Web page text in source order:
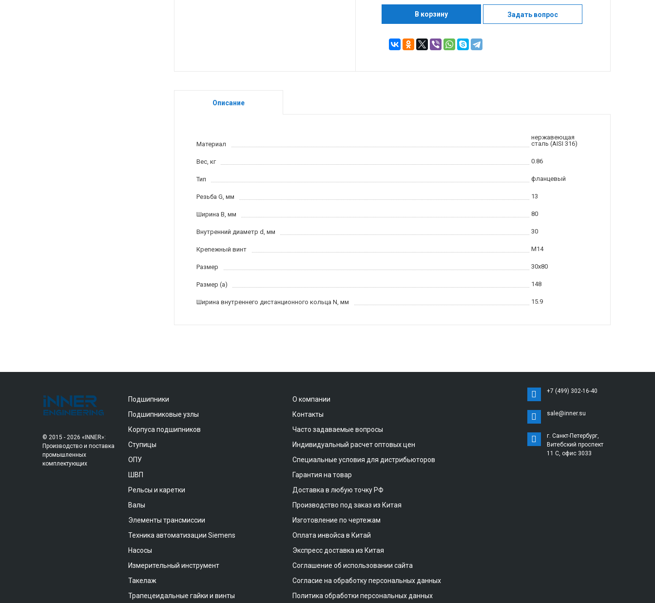
В корзину Задать вопрос
Описание
Материал
нержавеющая
сталь (AISI 316)
Вес, кг 0.86
Тип фланцевый
Резьба G, мм 13
Ширина B, мм 80
Внутренний диаметр d, мм 30
Крепежный винт M14
Размер 30x80
Размер (a) 148
Ширина внутреннего дистанционного кольца N, мм 15.9
© 2015 - 2026 «INNER»:
Производство и поставка
промышленных
комплектующих
Подшипники
Подшипниковые узлы
Корпуса подшипников
Ступицы
ОПУ
ШВП
Рельсы и каретки
Валы
Элементы трансмиссии
Техника автоматизации Siemens
Насосы
Измерительный инструмент
Такелаж
Трапецеидальные гайки и винты
О компании
Контакты
Часто задаваемые вопросы
Индивидуальный расчет оптовых цен
Специальные условия для дистрибьюторов
Гарантия на товар
Доставка в любую точку РФ
Производство под заказ из Китая
Изготовление по чертежам
Оплата инвойса в Китай
Экспресс доставка из Китая
Соглашение об использовании сайта
Согласие на обработку персональных данных
Политика обработки персональных данных
+7 (499) 302-16-40
sale@inner.su
г. Санкт-Петербург,
Витебский проспект
11 С, офис 3033